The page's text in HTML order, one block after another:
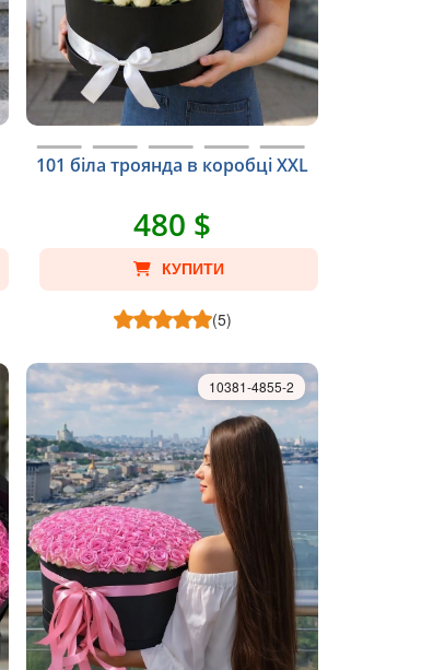
101 біла троянда в коробці XXL
480 $
КУПИТИ
(5)
10381-4855-2